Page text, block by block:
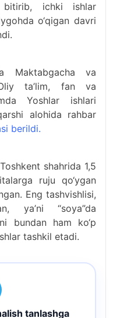
bitirib, ichki ishlar
o‘qigan davri
Maktabgacha va
ta’lim, fan va
Yoshlar ishlari
alohida rahbar
berildi.
shahrida 1,5
ruju qo‘ygan
Eng tashvishlisi,
ya’ni “soya”da
bundan ham ko‘p
tashkil etadi.
tanlashga